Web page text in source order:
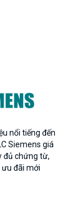
nổi tiếng đến
Siemens giá
đủ chứng từ,
ưu đãi mới